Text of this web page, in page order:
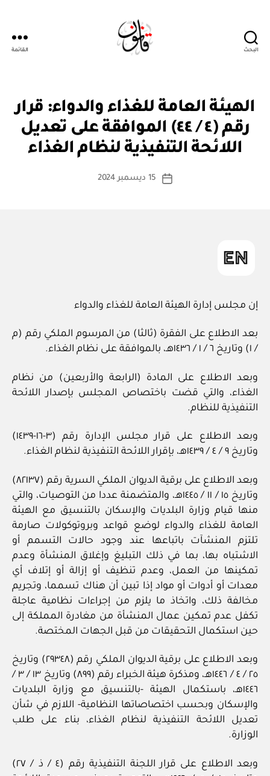
البحث القائمة
التصنيفات
الهيئة العامة للغذاء والدواء: قرار
رقم (٤ / ٤٤) الموافقة على تعديل
اللائحة التنفيذية لنظام الغذاء
كاتب
بو
س
ة
تاريخ
15 ديسمبر 2024
إن مجلس إدارة الهيئة العامة للغذاء والدواء
بعد الاطلاع على الفقرة (ثالثا) من المرسوم الملكي رقم (م
/ ١) وتاريخ ٦ / ١ / ١٤٣٦هـ، بالموافقة على نظام الغذاء.
وبعد الاطلاع على المادة (الرابعة والأربعين) من نظام
الغذاء، والتي قضت باختصاص المجلس بإصدار اللائحة
التنفيذية للنظام.
وبعد الاطلاع على قرار مجلس الإدارة رقم (٣‏-١٦‏-١٤٣٩)
وتاريخ ٩ / ٤ / ١٤٣٩هـ، بإقرار اللائحة التنفيذية لنظام الغذاء.
وبعد الاطلاع على برقية الديوان الملكي السرية رقم (٨٢١٣٧)
وتاريخ ١٥ / ١١ / ١٤٤٥هـ، والمتضمنة عددا من التوصيات، والتي
منها قيام وزارة البلديات والإسكان بالتنسيق مع الهيئة
العامة للغذاء والدواء لوضع قواعد وبروتوكولات صارمة
تلتزم المنشآت باتباعها عند وجود حالات التسمم أو
الاشتباه بها، بما في ذلك التبليغ وإغلاق المنشأة وعدم
تمكينها من العمل، وعدم تنظيف أو إزالة أو إتلاف أي
معدات أو أدوات أو مواد إذا تبين أن هناك تسمما، وتجريم
مخالفة ذلك، واتخاذ ما يلزم من إجراءات نظامية عاجلة
تكفل عدم تمكين عمال المنشأة من مغادرة المملكة إلى
حين استكمال التحقيقات من قبل الجهات المختصة.
وبعد الاطلاع على برقية الديوان الملكي رقم (٢٩٣٤٨) وتاريخ
٢٥ / ٤ / ١٤٤٦هـ، ومذكرة هيئة الخبراء رقم (٨٩٩) وتاريخ ١٣ / ٣ /
١٤٤٦هـ، باستكمال الهيئة -بالتنسيق مع وزارة البلديات
والإسكان وبحسب اختصاصاتها النظامية- اللازم في شأن
تعديل اللائحة التنفيذية لنظام الغذاء، بناء على طلب
الوزارة.
وبعد الاطلاع على قرار اللجنة التنفيذية رقم (٤ / ذ / ٢٧)